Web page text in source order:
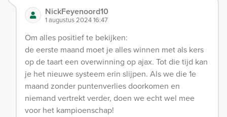
NickFeyenoord10
1 augustus 2024 16:47
Om alles positief te bekijken:
de eerste maand moet je alles winnen met als kers
op de taart een overwinning op ajax. Tot die tijd kan
je het nieuwe systeem erin slijpen. Als we die 1e
maand zonder puntenverlies doorkomen en
niemand vertrekt verder, doen we echt wel mee
voor het kampioenschap!